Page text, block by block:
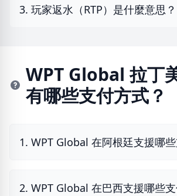
3. 玩家返水（RTP）是什麼意思？
WPT Global 拉丁
有哪些支付方式？
1. WPT Global 在阿根廷支援哪
2. WPT Global 在巴西支援哪些支